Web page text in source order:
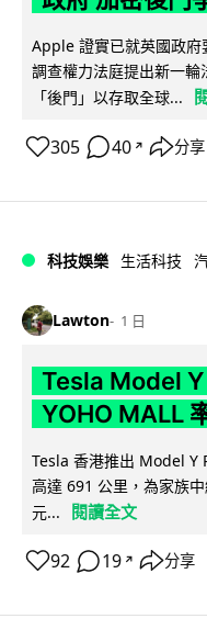
Apple 證實已就英國政府
調查權力法庭提出新一
「後門」以存取全球...
305 40 ↗ 分享
科技娛樂 生活科技
Lawton 1 日
Tesla Model
YOHO MALL
Tesla 香港推出 Model Y
高達 691 公里，為家族
元...
閱讀全文
92 19 ↗ 分享